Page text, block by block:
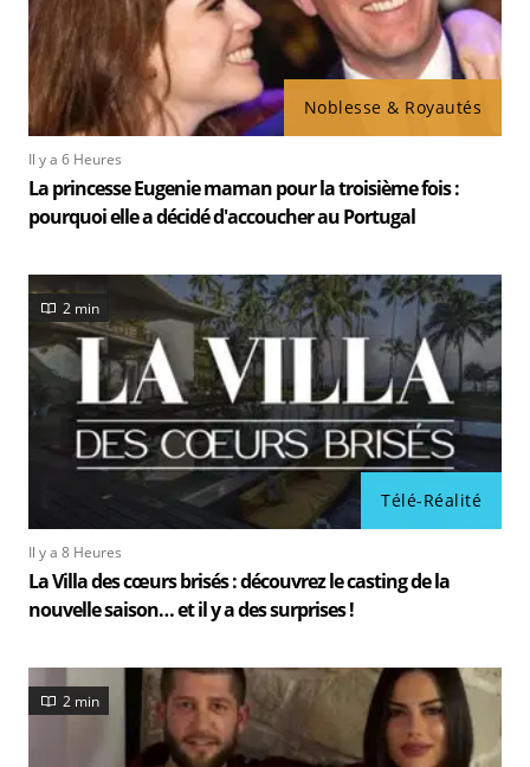
Noblesse & Royautés
Il y a 6 Heures
La princesse Eugenie maman pour la troisième fois :
pourquoi elle a décidé d'accoucher au Portugal
Télé-Réalité
2 min
Il y a 8 Heures
La Villa des cœurs brisés : découvrez le casting de la
nouvelle saison… et il y a des surprises !
2 min